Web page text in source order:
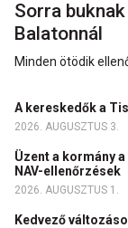
Sorra
Balatonnál
Minden ötödik
A kereskedők a
2026. AUGUSZTUS 3.
Üzent a kormány
NAV-ellenőrzések
2026. AUGUSZTUS 1.
Kedvező